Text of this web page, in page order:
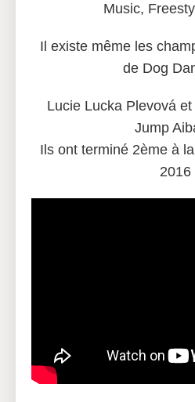
Music,
Il existe même les
de Dog
Lucie Lucka Plevová
Jump
Ils ont terminé 2ème à
2016